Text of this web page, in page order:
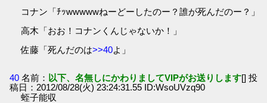
コナン「ﾁｯwwwwwねーどーしたのー？誰が死んだのー？」
高木「おお！コナンくんじゃないか！」
佐藤「死んだのは>>40よ」
40 名前： 以下、名無しにかわりましてVIPがお送りします[] 投
稿日：2012/08/28(火) 23:24:31.55 ID:WsoUVzq90
蛭子能収